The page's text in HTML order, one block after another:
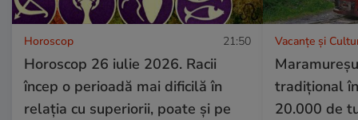
Horoscop 21:50
Horoscop 26 iulie 2026. Racii
încep o perioadă mai dificilă în
relația cu superiorii, poate și pe
Vacanțe și
tradițional
20.000 de